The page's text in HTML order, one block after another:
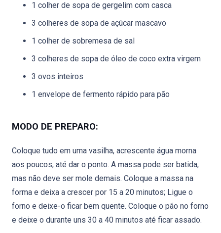
1 colher de sopa de gergelim com casca
3 colheres de sopa de açúcar mascavo
1 colher de sobremesa de sal
3 colheres de sopa de óleo de coco extra virgem
3 ovos inteiros
1 envelope de fermento rápido para pão
MODO DE PREPARO:
Coloque tudo em uma vasilha, acrescente água morna
aos poucos, até dar o ponto. A massa pode ser batida,
mas não deve ser mole demais. Coloque a massa na
forma e deixa a crescer por 15 a 20 minutos; Ligue o
forno e deixe-o ficar bem quente. Coloque o pão no forno
e deixe o durante uns 30 a 40 minutos até ficar assado.